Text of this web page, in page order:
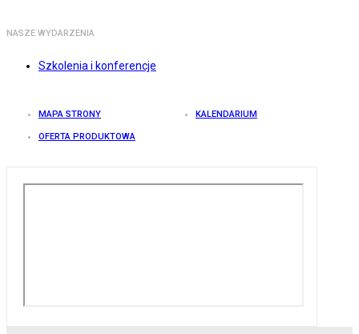
NASZE WYDARZENIA
Szkolenia i konferencje
MAPA STRONY KALENDARIUM
OFERTA PRODUKTOWA